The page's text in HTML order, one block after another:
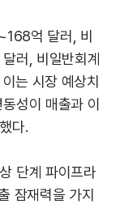
억 달러, 비
러, 비일반회계
는 시장 예상치
성이 매출과 이
다.
단계 파이프라
잠재력을 가지